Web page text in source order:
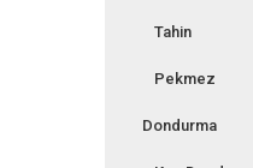
Tahin
Pekmez
Dondurma